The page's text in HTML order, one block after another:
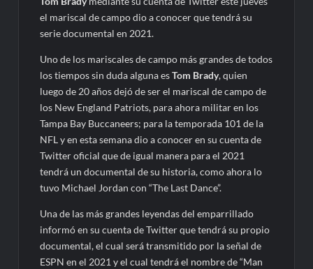
el mariscal de campo dio a conocer que tendrá su
serie documental en 2021.
Uno de los mariscales de campo más grandes de todos
los tiempos sin duda alguna esTom Brady, quien
luego de 20 años dejó de ser el mariscal de campo de
los New England Patriots, para ahora militar en los
Tampa Bay Buccaneers; para la temporada 101 de la
NFL y en esta semana dio a conocer en su cuenta de
Twitter oficial que de igual manera para el 2021
tendrá un documental de su historia, como ahora lo
tuvo Michael Jordan con “The Last Dance”.
Una de las más grandes leyendas del emparrillado
informó en su cuenta de Twitter que tendrá su propio
documental, el cual será transmitido por la señal de
ESPN en el 2021 y el cual tendrá el nombre de “Man